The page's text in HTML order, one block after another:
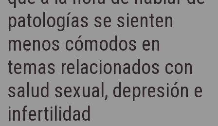
patologías se sienten
menos cómodos en
temas relacionados con
salud sexual, depresión e
infertilidad